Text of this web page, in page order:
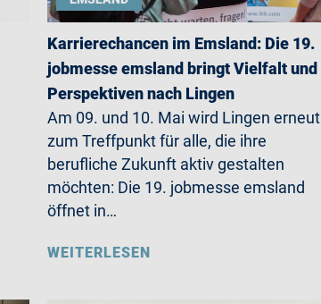
Karrierechancen im Emsland: Die 19.
jobmesse emsland bringt Vielfalt und
Perspektiven nach Lingen
Am 09. und 10. Mai wird Lingen erneut
zum Treffpunkt für alle, die ihre
berufliche Zukunft aktiv gestalten
möchten: Die 19. jobmesse emsland
öffnet in…
WEITERLESEN